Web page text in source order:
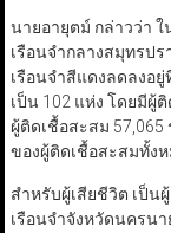
นายอายุตม์ กล่าวว่า
เรือนจำกลางสมุทรป
เรือนจำสีแดงลดลงอ
เป็น 102 แห่ง โดยมีผู้
ผู้ติดเชื้อสะสม 57,065
ของผู้ติดเชื้อสะสมทั้ง
สำหรับผู้เสียชีวิต เป็น
เรือนจำจังหวัดนครนา